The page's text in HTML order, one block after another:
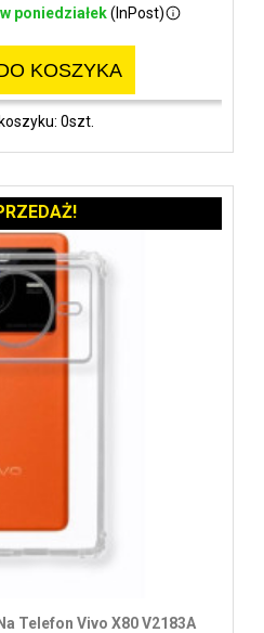
poniedziałek(InPost)
KOSZYKA
0szt.
Telefon Vivo X80 V2183A